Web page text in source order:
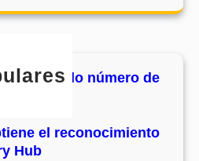
el segundo número de
el reconocimiento
Hub